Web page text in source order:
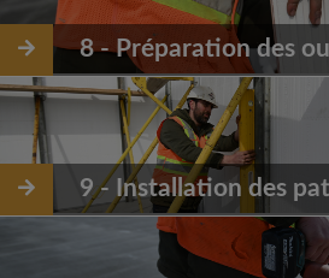
8 - Préparation des
9 - Installation des